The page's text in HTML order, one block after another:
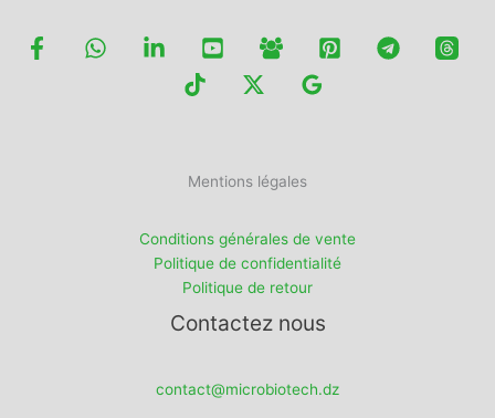
Mentions légales
Conditions générales de vente
Politique de confidentialité
Politique de retour
Contactez nous
contact@microbiotech.dz